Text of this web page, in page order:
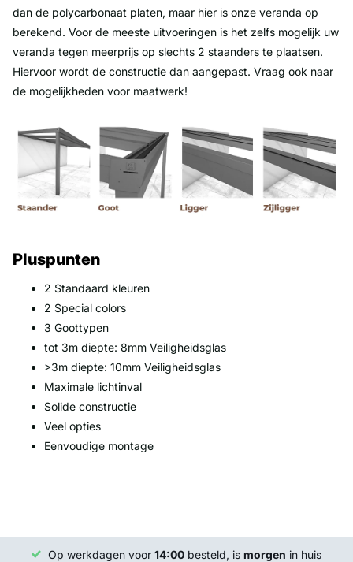
dan de polycarbonaat platen, maar hier is onze veranda op
berekend. Voor de meeste uitvoeringen is het zelfs mogelijk uw
veranda tegen meerprijs op slechts 2 staanders te plaatsen.
Hiervoor wordt de constructie dan aangepast. Vraag ook naar
de mogelijkheden voor maatwerk!
Pluspunten
2 Standaard kleuren
2 Special colors
3 Goottypen
tot 3m diepte: 8mm Veiligheidsglas
>3m diepte: 10mm Veiligheidsglas
Maximale lichtinval
Solide constructie
Veel opties
Eenvoudige montage
Op werkdagen voor 14:00 besteld, is morgen in huis